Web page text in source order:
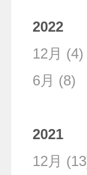
2022
12月 (4)
6月 (8)
2021
12月